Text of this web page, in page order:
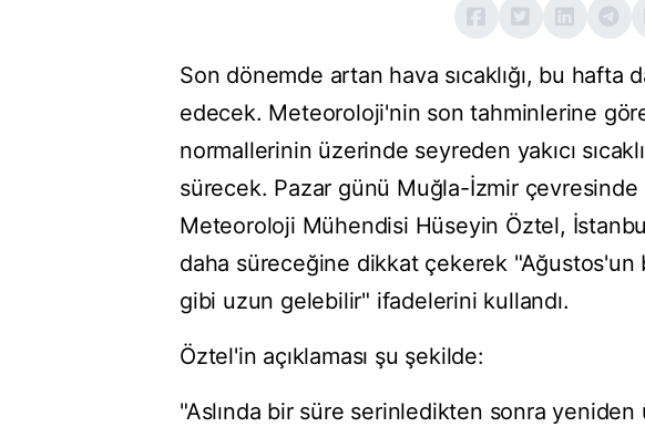
Son dönemde artan hava sıcaklığı, bu hafta
edecek. Meteoroloji'nin son tahminlerine
normallerinin üzerinde seyreden yakıcı
sürecek. Pazar günü Muğla-İzmir
Meteoroloji Mühendisi Hüseyin Öztel,
daha süreceğine dikkat çekerek "Ağustos'un
gibi uzun gelebilir" ifadelerini kullandı.
Öztel'in açıklaması şu şekilde:
"Aslında bir süre serinledikten sonra